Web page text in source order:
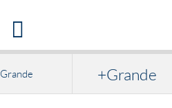
Grande +Grande